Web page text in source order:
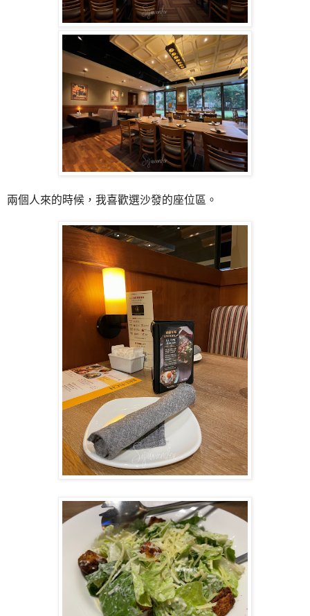
兩個人來的時候，我喜歡選沙發的座位區。